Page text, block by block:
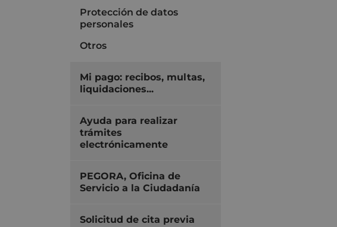
Protección de datos
personales
Otros
Mi pago: recibos, multas,
liquidaciones...
Ayuda para realizar
trámites
electrónicamente
PEGORA, Oficina de
Servicio a la Ciudadanía
Solicitud de cita previa